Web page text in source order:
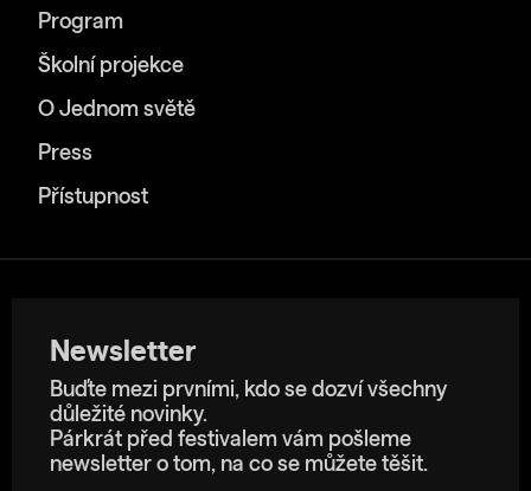
Program
Školní projekce
O Jednom světě
Press
Přístupnost
Newsletter
Buďte mezi prvními, kdo se dozví všechny
důležité novinky.
Párkrát před festivalem vám pošleme
newsletter o tom, na co se můžete těšit.